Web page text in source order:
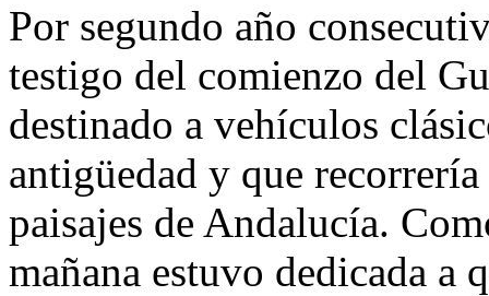
Por segundo año
testigo del comienzo del
destinado a vehículos
antigüedad y que
paisajes de Andalucía.
mañana estuvo dedicada